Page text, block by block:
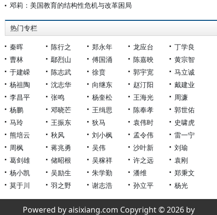
邓莉：美国教育的结构性危机与改革困局
热门专栏
秦晖 陈行之 郑永年 龙应台
丁学良
曹林
鄢烈山 傅国涌 陈嘉映
黄宗智
于建嵘
陈志武 徐贲 郭宇宽
马立诚
杨祖陶
沈志华 向继东 赵汀阳
戴建业
李昌平
张鸣 杨奎松 王海光
周濂
杨鹏
邓晓芒 王缉思 陈奉孝
郭世佑
马玲
王振东 狄马 袁伟时
史啸虎
熊培云
秋风 刘小枫 孟令伟
雷一宁
周枫
蒋兆勇 吴伟 沙叶新
刘瑜
葛剑雄
储昭根 吴稼祥 许之远
袁刚
杨小凯
吴励生 朱学勤 潘维
郑秉文
莫于川
羽之野 谢志浩 孙立平 杨光
Powered by aisixiang.com Copyright © 2026 by